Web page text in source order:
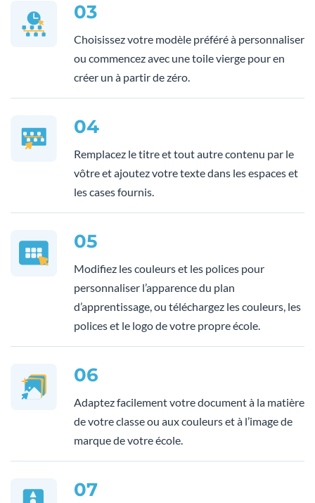
03
Choisissez votre modèle préféré à personnaliser
ou commencez avec une toile vierge pour en
créer un à partir de zéro.
04
Remplacez le titre et tout autre contenu par le
vôtre et ajoutez votre texte dans les espaces et
les cases fournis.
05
Modifiez les couleurs et les polices pour
personnaliser l’apparence du plan
d’apprentissage, ou téléchargez les couleurs, les
polices et le logo de votre propre école.
06
Adaptez facilement votre document à la matière
de votre classe ou aux couleurs et à l’image de
marque de votre école.
07